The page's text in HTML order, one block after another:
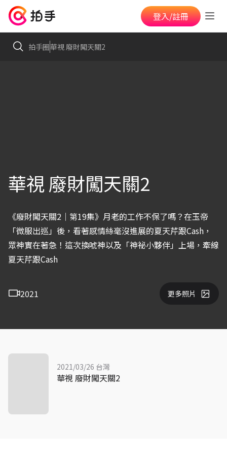
登入/註冊
拍手圈華視 廢財闖天關2
華視 廢財闖天關2
《廢財闖天關2｜第19集》月老的工作不保了嗎？在玉帝
「微服出巡」後，看著感情絲毫沒進展的夏天芹跟Cash，
眾神實在著急！這次換唬神以及「神祕小夥伴」上場，牽線
夏天芹跟Cash
2021 更多照片
2021/03/26 台灣
華視 廢財闖天關2